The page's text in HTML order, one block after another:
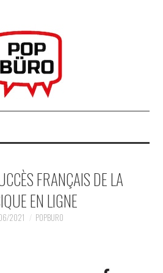
FRANÇAIS DE LA
EN LIGNE
2021 POPBURO